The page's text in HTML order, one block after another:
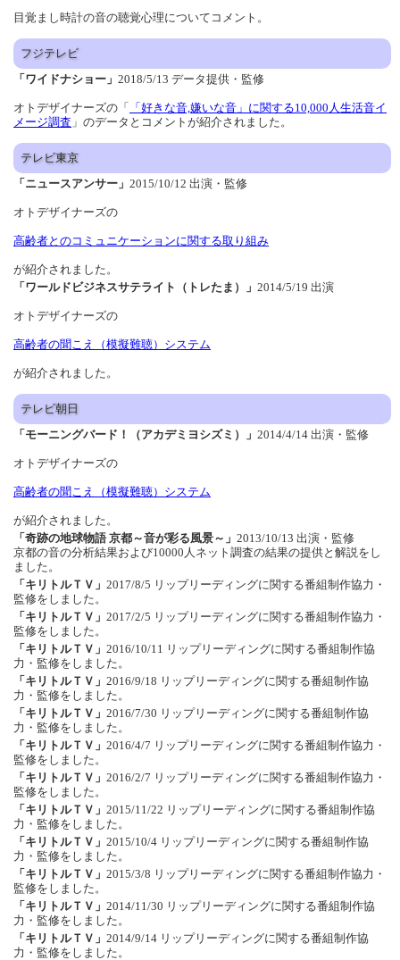
目覚まし時計の音の聴覚心理についてコメント。
フジテレビ
「ワイドナショー」 2018/5/13 データ提供・監修
オトデザイナーズの「 「好きな音,嫌いな音」に関する10,000人生活音イ
メージ調査 」のデータとコメントが紹介されました。
テレビ東京
「ニュースアンサー」 2015/10/12 出演・監修
オトデザイナーズの
高齢者とのコミュニケーションに関する取り組み
が紹介されました。
「ワールドビジネスサテライト（トレたま）」 2014/5/19 出演
オトデザイナーズの
高齢者の聞こえ（模擬難聴）システム
が紹介されました。
テレビ朝日
「モーニングバード！（アカデミヨシズミ）」 2014/4/14 出演・監修
オトデザイナーズの
高齢者の聞こえ（模擬難聴）システム
が紹介されました。
「奇跡の地球物語 京都～音が彩る風景～」 2013/10/13 出演・監修
京都の音の分析結果および10000人ネット調査の結果の提供と解説をし
ました。
「キリトルＴＶ」 2017/8/5 リップリーディングに関する番組制作協力・
監修をしました。
「キリトルＴＶ」 2017/2/5 リップリーディングに関する番組制作協力・
監修をしました。
「キリトルＴＶ」 2016/10/11 リップリーディングに関する番組制作協
力・監修をしました。
「キリトルＴＶ」 2016/9/18 リップリーディングに関する番組制作協
力・監修をしました。
「キリトルＴＶ」 2016/7/30 リップリーディングに関する番組制作協
力・監修をしました。
「キリトルＴＶ」 2016/4/7 リップリーディングに関する番組制作協力・
監修をしました。
「キリトルＴＶ」 2016/2/7 リップリーディングに関する番組制作協力・
監修をしました。
「キリトルＴＶ」 2015/11/22 リップリーディングに関する番組制作協
力・監修をしました。
「キリトルＴＶ」 2015/10/4 リップリーディングに関する番組制作協
力・監修をしました。
「キリトルＴＶ」 2015/3/8 リップリーディングに関する番組制作協力・
監修をしました。
「キリトルＴＶ」 2014/11/30 リップリーディングに関する番組制作協
力・監修をしました。
「キリトルＴＶ」 2014/9/14 リップリーディングに関する番組制作協
力・監修をしました。